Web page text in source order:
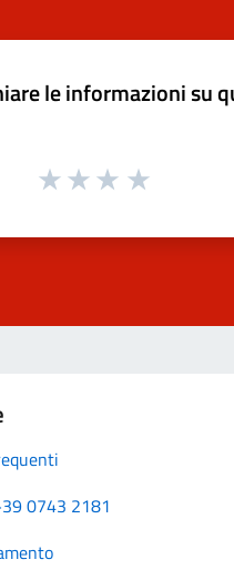
le informazioni su
0743 2181